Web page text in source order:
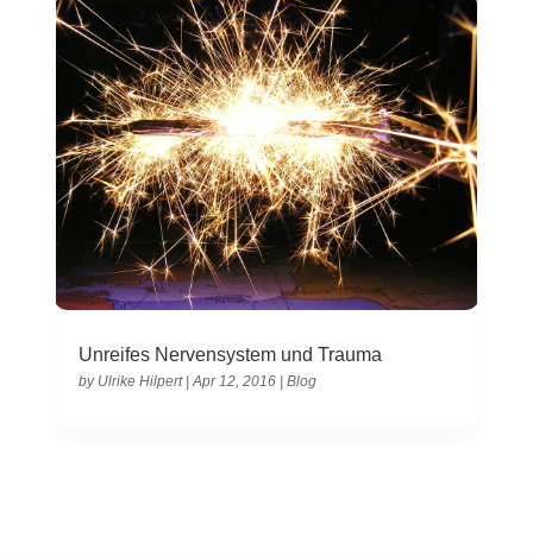
Unreifes Nervensystem und Trauma
by Ulrike Hilpert|Apr 12, 2016| Blog